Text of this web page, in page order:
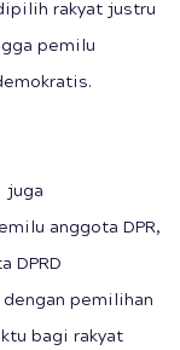
rakyat justru
pemilu
juga
anggota DPR,
DPRD
pemilihan
bagi rakyat